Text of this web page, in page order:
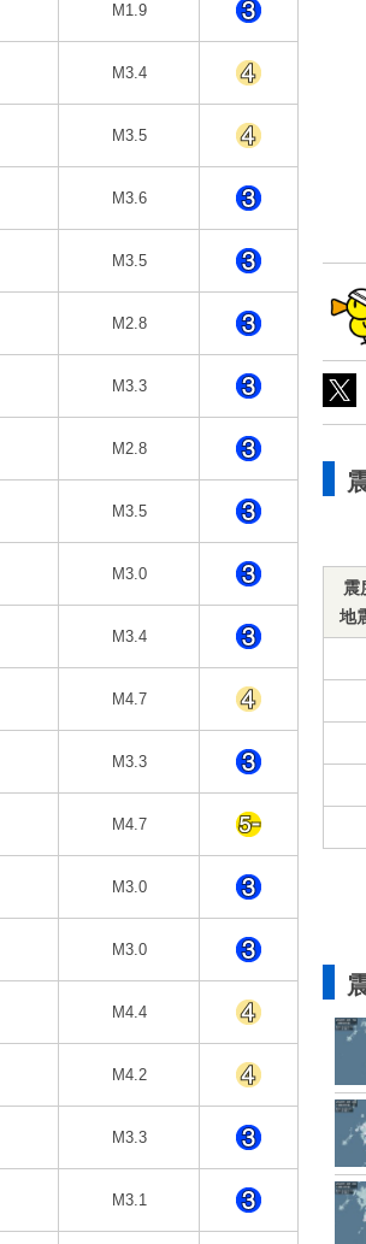
M1.9
M3.4
M3.5
M3.6
M3.5
M2.8
M3.3
M2.8
M3.5
M3.0
M3.4
M4.7
M3.3
M4.7
M3.0
M3.0
M4.4
M4.2
M3.3
M3.1
震
地